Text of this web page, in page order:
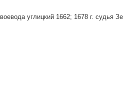
воевода углицкий 1662; 1678 г. судья